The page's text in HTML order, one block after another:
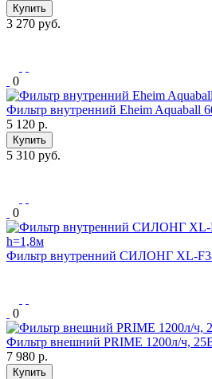
Купить
3 270 руб.
0
Фильтр внутренний Eheim Aquaball
5 120 р.
Купить
5 310 руб.
0
Фильтр внутренний СИЛОНГ XL-
0
Фильтр внешний PRIME 1200л/ч,
7 980 р.
Купить